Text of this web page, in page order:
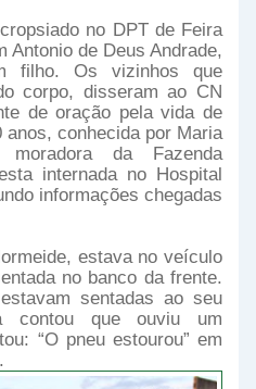
no DPT de Feira
Antonio de Deus Andrade,
filho. Os vizinhos que
corpo, disseram ao CN
de oração pela vida de
anos, conhecida por Maria
da Fazenda
internada no Hospital
informações chegadas
estava no veículo
no banco da frente.
sentadas ao seu
contou que ouviu um
“O pneu estourou” em